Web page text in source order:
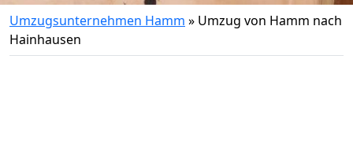
Umzugsunternehmen Hamm » Umzug von Hamm nach
Hainhausen